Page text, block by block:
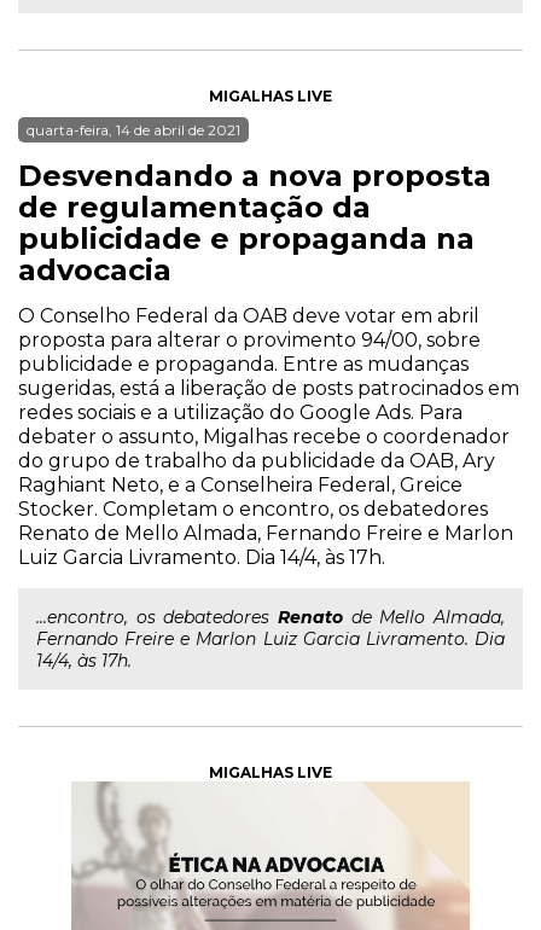
MIGALHAS LIVE
quarta-feira, 14 de abril de 2021
Desvendando a nova proposta
de regulamentação da
publicidade e propaganda na
advocacia
O Conselho Federal da OAB deve votar em abril
proposta para alterar o provimento 94/00, sobre
publicidade e propaganda. Entre as mudanças
sugeridas, está a liberação de posts patrocinados em
redes sociais e a utilização do Google Ads. Para
debater o assunto, Migalhas recebe o coordenador
do grupo de trabalho da publicidade da OAB, Ary
Raghiant Neto, e a Conselheira Federal, Greice
Stocker. Completam o encontro, os debatedores
Renato de Mello Almada, Fernando Freire e Marlon
Luiz Garcia Livramento. Dia 14/4, às 17h.
...encontro, os debatedores Renato de Mello Almada,
Fernando Freire e Marlon Luiz Garcia Livramento. Dia
14/4, às 17h.
MIGALHAS LIVE